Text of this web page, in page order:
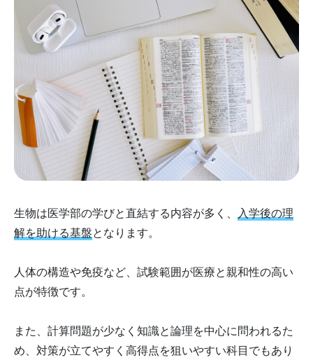
生物は医学部の学びと直結する内容が多く、 入学後の理
解を助ける基盤となります。
人体の構造や免疫など、試験範囲が医療と親和性の高い
点が特徴です。
また、計算問題が少なく知識と論理を中心に問われるた
め、対策が立てやすく高得点を狙いやすい科目でもあり